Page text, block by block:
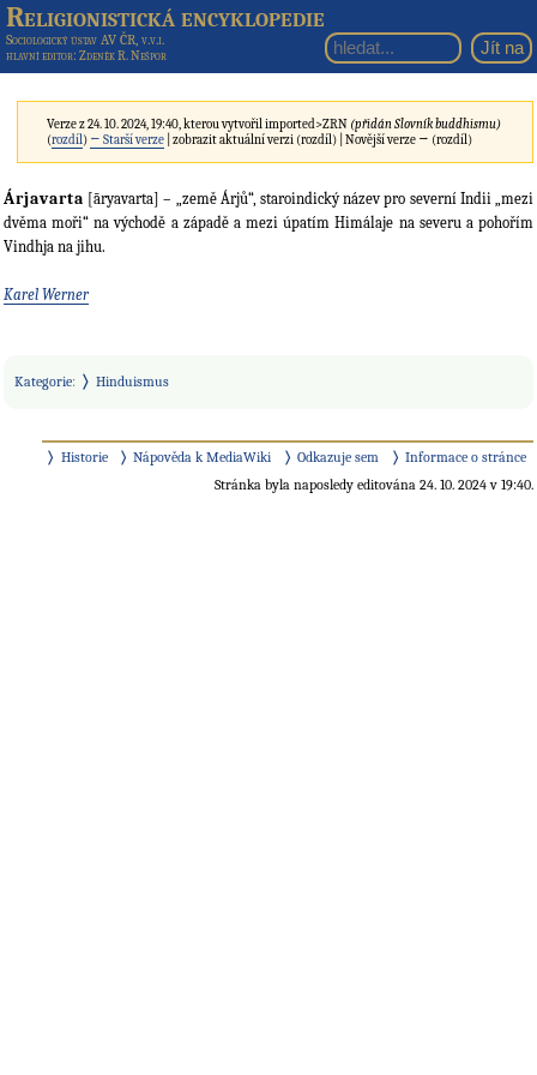
Religionistická encyklopedie
Sociologický ústav AV ČR, v.v.i.
hlavní editor: Zdeněk R. Nešpor
Verze z 24. 10. 2024, 19:40, kterou vytvořilimported>ZRN (přidán Slovník buddhismu)
(rozdíl) ← Starší verze | zobrazit aktuální verzi (rozdíl) | Novější verze → (rozdíl)
Árjavarta [āryavarta] – „země Árjů“, staroindický název pro severní Indii „mezi
dvěma moři“ na východě a západě a mezi úpatím Himálaje na severu a pohořím
Vindhja na jihu.
Karel Werner
Kategorie: Hinduismus
Historie Nápověda k MediaWiki Odkazuje sem
Informace o stránce
Stránka byla naposledy editována 24. 10. 2024 v 19:40.